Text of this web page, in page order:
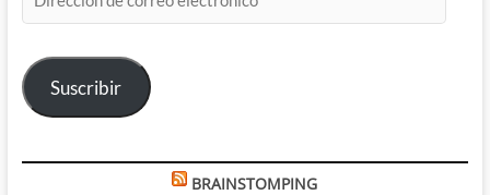
de
electrónico
Suscribir
BRAINSTOMPING